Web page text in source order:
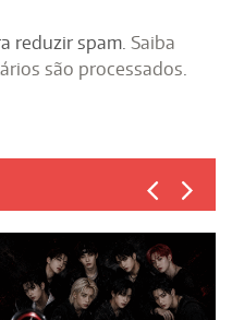
reduzir spam. Saiba
são processados